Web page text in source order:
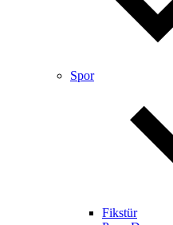
Spor
Fikstür